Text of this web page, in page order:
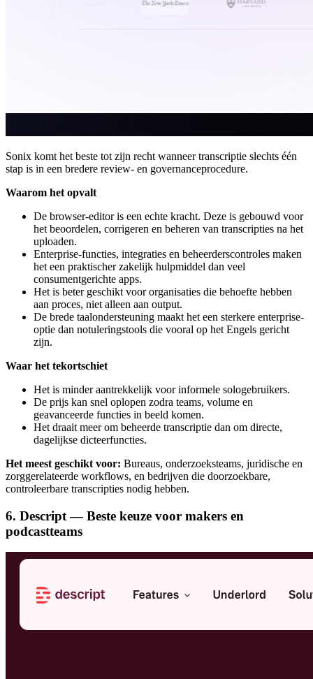
Sonix komt het beste tot zijn recht wanneer transcriptie slechts één
stap is in een bredere review- en governanceprocedure.
Waarom het opvalt
De browser-editor is een echte kracht. Deze is gebouwd voor
het beoordelen, corrigeren en beheren van transcripties na het
uploaden.
Enterprise-functies, integraties en beheerderscontroles maken
het een praktischer zakelijk hulpmiddel dan veel
consumentgerichte apps.
Het is beter geschikt voor organisaties die behoefte hebben
aan proces, niet alleen aan output.
De brede taalondersteuning maakt het een sterkere enterprise-
optie dan notuleringstools die vooral op het Engels gericht
zijn.
Waar het tekortschiet
Het is minder aantrekkelijk voor informele sologebruikers.
De prijs kan snel oplopen zodra teams, volume en
geavanceerde functies in beeld komen.
Het draait meer om beheerde transcriptie dan om directe,
dagelijkse dicteerfuncties.
Het meest geschikt voor: Bureaus, onderzoeksteams, juridische en
zorggerelateerde workflows, en bedrijven die doorzoekbare,
controleerbare transcripties nodig hebben.
6. Descript — Beste keuze voor makers en
podcastteams